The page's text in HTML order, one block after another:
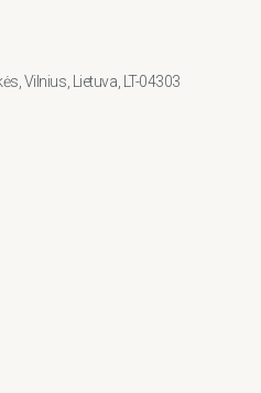
Vilnius, Lietuva, LT-04303